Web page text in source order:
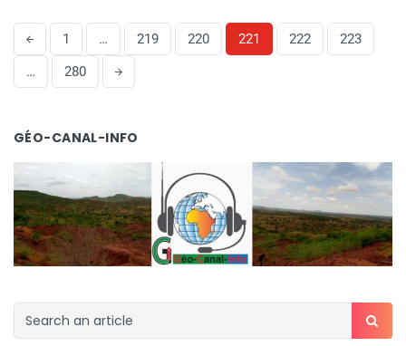
1 … 219 220 221 222
223
…
280
GÉO-CANAL-INFO